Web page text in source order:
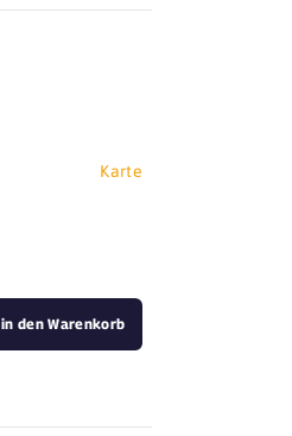
Karte
in den Warenkorb